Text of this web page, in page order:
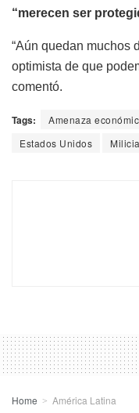
“merecen ser
“Aún quedan muchos
optimista de que
comentó.
Tags: Amenaza
Estados Unidos
Home América Latina